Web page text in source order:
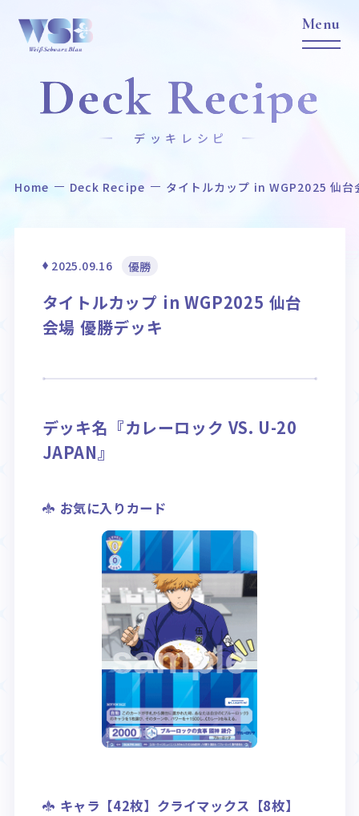
Home News
作品タイトル
Event
イベント
Card List
Deck Recipe
デッキレシピ
Home Deck Recipe タイトルカップ in WGP2025 仙台
2025.09.16 優勝
タイトルカップ in WGP2025 仙台
会場 優勝デッキ
デッキ名『カレーロック VS. U-20
JAPAN』
お気に入りカード
キャラ【42枚】クライマックス【8枚】